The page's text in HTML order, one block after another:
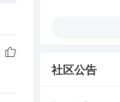
社区公告